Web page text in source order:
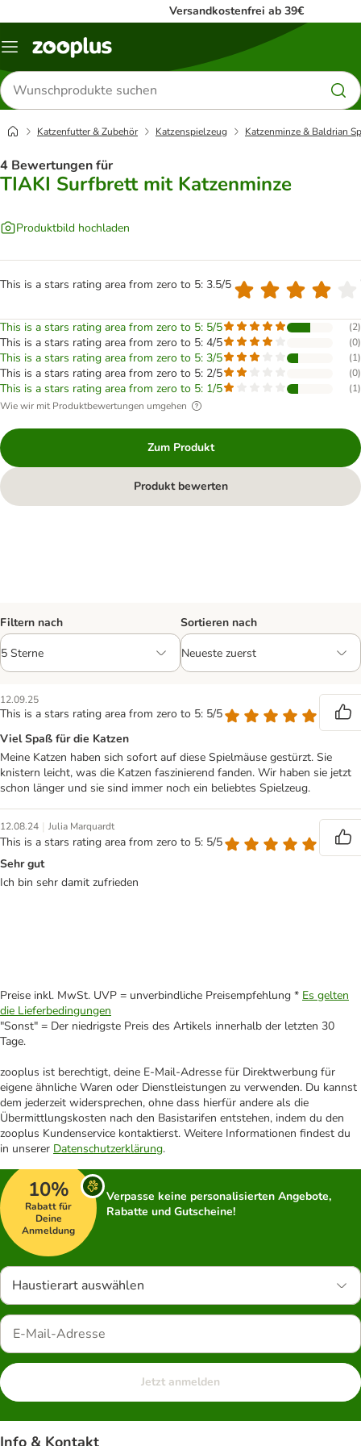
Versandkostenfrei ab 39€
Menü
Produkte
suchen
Katzenfutter & Zubehör Katzenspielzeug Katzenminze & Baldrian
4 Bewertungen für
TIAKI Surfbrett mit Katzenminze
Produktbild hochladen
This is a stars rating area from zero to 5: 3.5/5
This is a stars rating area from zero to 5: 5/5 (2)
This is a stars rating area from zero to 5: 4/5 (0)
This is a stars rating area from zero to 5: 3/5 (1)
This is a stars rating area from zero to 5: 2/5 (0)
This is a stars rating area from zero to 5: 1/5 (1)
Wie wir mit Produktbewertungen umgehen
Zum Produkt
Produkt bewerten
Filtern nach Sortieren nach
12.09.25
This is a stars rating area from zero to 5: 5/5
Viel Spaß für die Katzen
Meine Katzen haben sich sofort auf diese Spielmäuse gestürzt. Sie
knistern leicht, was die Katzen faszinierend fanden. Wir haben sie jetzt
schon länger und sie sind immer noch ein beliebtes Spielzeug.
12.08.24 | Julia Marquardt
This is a stars rating area from zero to 5: 5/5
Sehr gut
Ich bin sehr damit zufrieden
Preise inkl. MwSt. UVP = unverbindliche Preisempfehlung * Es gelten
die Lieferbedingungen
"Sonst" = Der niedrigste Preis des Artikels innerhalb der letzten 30
Tage.
zooplus ist berechtigt, deine E-Mail-Adresse für Direktwerbung für
eigene ähnliche Waren oder Dienstleistungen zu verwenden. Du kannst
dem jederzeit widersprechen, ohne dass hierfür andere als die
Übermittlungskosten nach den Basistarifen entstehen, indem du den
zooplus Kundenservice kontaktierst. Weitere Informationen findest du
in unserer Datenschutzerklärung.
10%
Rabatt für
Deine
Anmeldung
Verpasse keine personalisierten Angebote,
Rabatte und Gutscheine!
Haustierart auswählen
Jetzt anmelden
Info & Kontakt